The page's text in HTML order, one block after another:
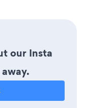
our Insta